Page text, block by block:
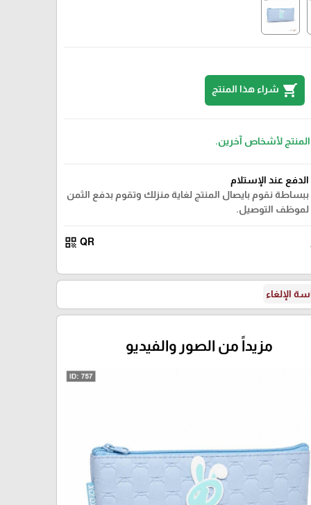
shopping_cart شراء هذا المنتج
المنتج لأشخاص آخرين.
الدفع عند الإستلام
ببساطة نقوم بايصال المنتج لغاية منزلك وتقوم بدفع الثمن
لموظف التوصيل.
QR
qr_code
الإلغاء
مزيداً من الصور والفيديو